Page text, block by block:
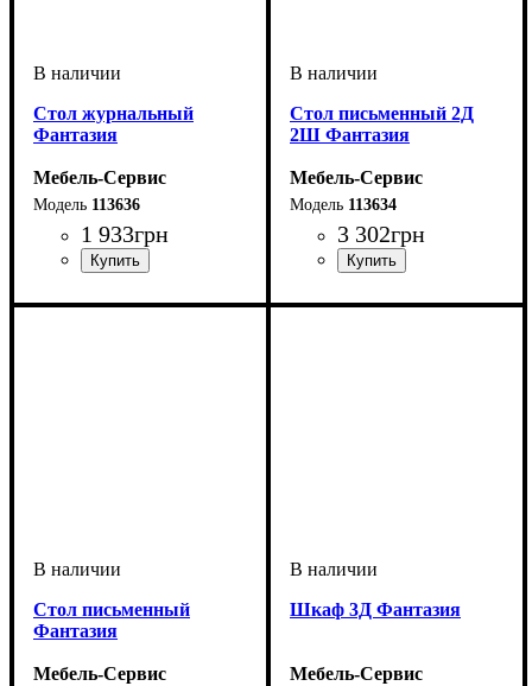
Cтол журнальный
Фантазия
Мебель-Сервис
113636
1 933грн
Стол письменный 2Д
2Ш Фантазия
Мебель-Сервис
113634
3 302грн
Стол письменный
Фантазия
Мебель-Сервис
Шкаф 3Д Фантазия
Мебель-Сервис